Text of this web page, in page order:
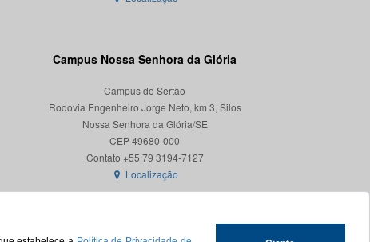
Campus Nossa Senhora da Glória
Campus do Sertão
Rodovia Engenheiro Jorge Neto, km 3, Silos
Nossa Senhora da Glória/SE
CEP 49680-000
Contato +55 79 3194-7127
Localização